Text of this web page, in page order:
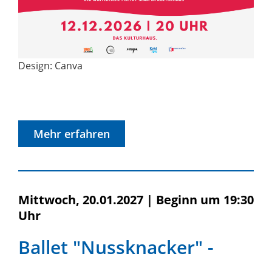
Design: Canva
Mehr erfahren
Mittwoch, 20.01.2027 | Beginn um 19:30
Uhr
Ballet "Nussknacker" -